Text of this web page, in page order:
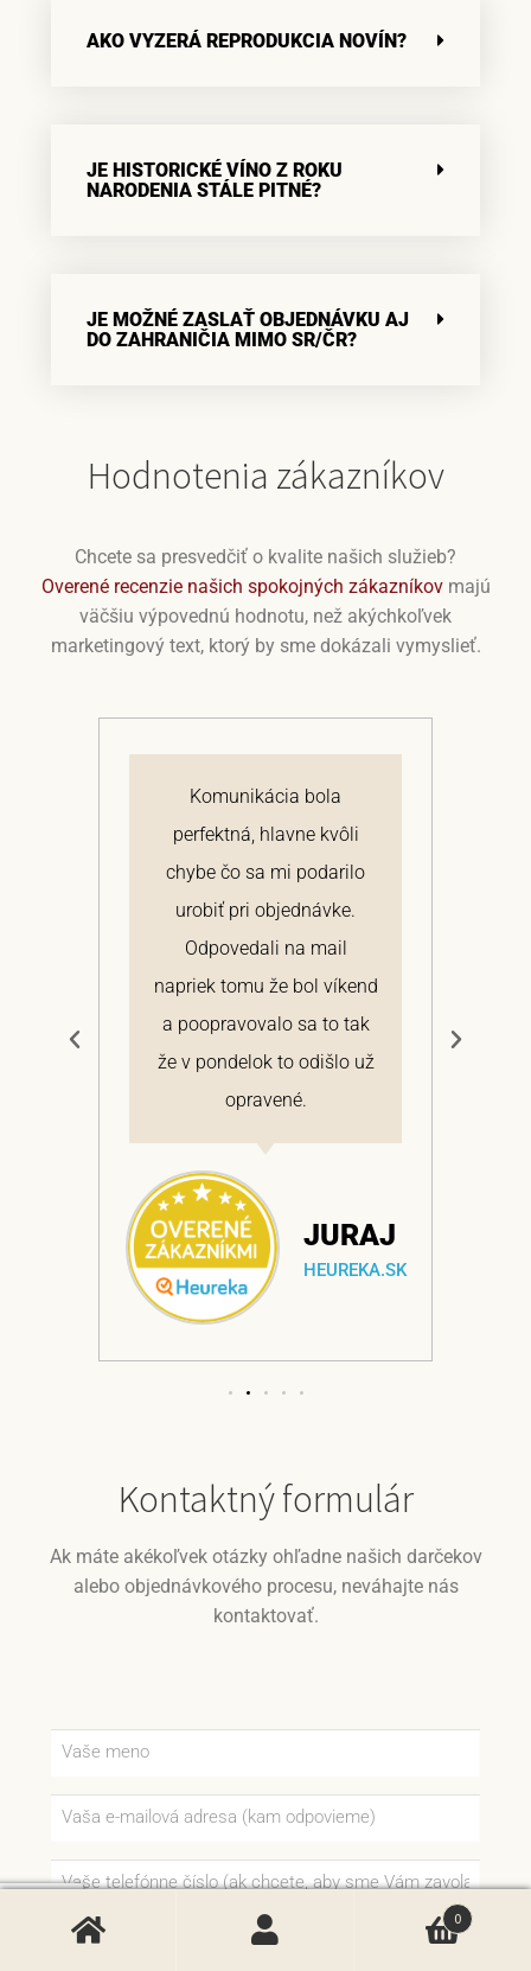
AKO VYZERÁ REPRODUKCIA NOVÍN?
JE HISTORICKÉ VÍNO Z ROKU
NARODENIA STÁLE PITNÉ?
JE MOŽNÉ ZASLAŤ OBJEDNÁVKU AJ
DO ZAHRANIČIA MIMO SR/ČR?
Hodnotenia zákazníkov
Chcete sa presvedčiť o kvalite našich služieb?
Overené recenzie našich spokojných zákazníkovmajú
väčšiu výpovednú hodnotu, než akýchkoľvek
marketingový text, ktorý by sme dokázali vymyslieť.
Komunikácia bola
perfektná, hlavne kvôli
chybe čo sa mi podarilo
urobiť pri objednávke.
Odpovedali na mail
napriek tomu že bol víkend
a poopravovalo sa to tak
že v pondelok to odišlo už
opravené.
JURAJ
HEUREKA.SK
Kontaktný formulár
Ak máte akékoľvek otázky ohľadne našich darčekov
alebo objednávkového procesu, neváhajte nás
kontaktovať.
0